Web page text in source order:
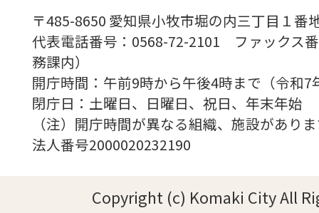
〒485-8650 愛知県小牧市堀の内三丁目１番
代表電話番号：0568-72-2101 ファックス
務課内）
開庁時間：午前9時から午後4時まで（令
閉庁日：土曜日、日曜日、祝日、年末年始
（注）開庁時間が異なる組織、施設があり
法人番号2000020232190
Copyright (c) Komaki City All